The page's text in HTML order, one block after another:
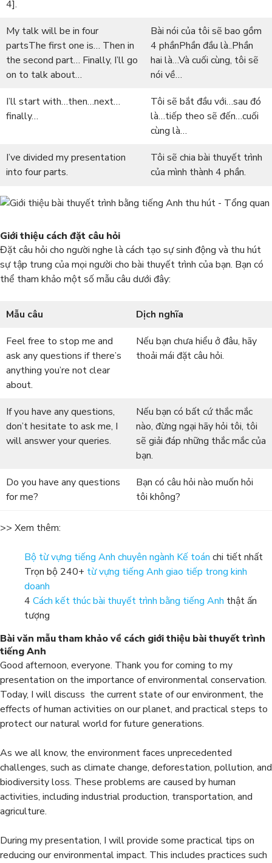
4].
My talk will be in four
partsThe first one is… Then in
the second part… Finally, I’ll go
on to talk about…
Bài nói của tôi sẽ bao gồm
4 phầnPhần đầu là..Phần
hai là…Và cuối cùng, tôi sẽ
nói về…
I’ll start with…then…next…
finally…
Tôi sẽ bắt đầu với…sau đó
là…tiếp theo sẽ đến…cuối
cùng là…
I’ve divided my presentation
into four parts.
Tôi sẽ chia bài thuyết trình
của mình thành 4 phần.
Giới thiệu cách đặt câu hỏi
Đặt câu hỏi cho người nghe là cách tạo sự sinh động và thu hút
sự tập trung của mọi người cho bài thuyết trình của bạn. Bạn có
thể tham khảo một số mẫu câu dưới đây:
Mẫu câu
Dịch nghĩa
Feel free to stop me and
ask any questions if there’s
anything you’re not clear
about.
Nếu bạn chưa hiểu ở đâu, hãy
thoải mái đặt câu hỏi.
If you have any questions,
don’t hesitate to ask me, I
will answer your queries.
Nếu bạn có bất cứ thắc mắc
nào, đừng ngại hãy hỏi tôi, tôi
sẽ giải đáp những thắc mắc của
bạn.
Do you have any questions
for me?
Bạn có câu hỏi nào muốn hỏi
tôi không?
>> Xem thêm:
Bộ từ vựng tiếng Anh chuyên ngành Kế toán chi tiết nhất
Trọn bộ 240+ từ vựng tiếng Anh giao tiếp trong kinh
doanh
4 Cách kết thúc bài thuyết trình bằng tiếng Anh thật ấn
tượng
Bài văn mẫu tham khảo về cách giới thiệu bài thuyết trình
tiếng Anh
Good afternoon, everyone. Thank you for coming to my
presentation on the importance of environmental conservation.
Today, I will discuss the current state of our environment, the
effects of human activities on our planet, and practical steps to
protect our natural world for future generations.
As we all know, the environment faces unprecedented
challenges, such as climate change, deforestation, pollution, and
biodiversity loss. These problems are caused by human
activities, including industrial production, transportation, and
agriculture.
During my presentation, I will provide some practical tips on
reducing our environmental impact. This includes practices such